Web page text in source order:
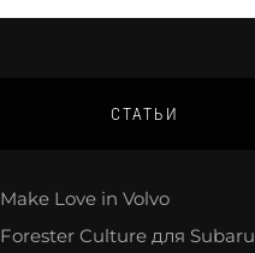
СТАТЬИ
Make Love in Volvo
Forester Culture для Subaru